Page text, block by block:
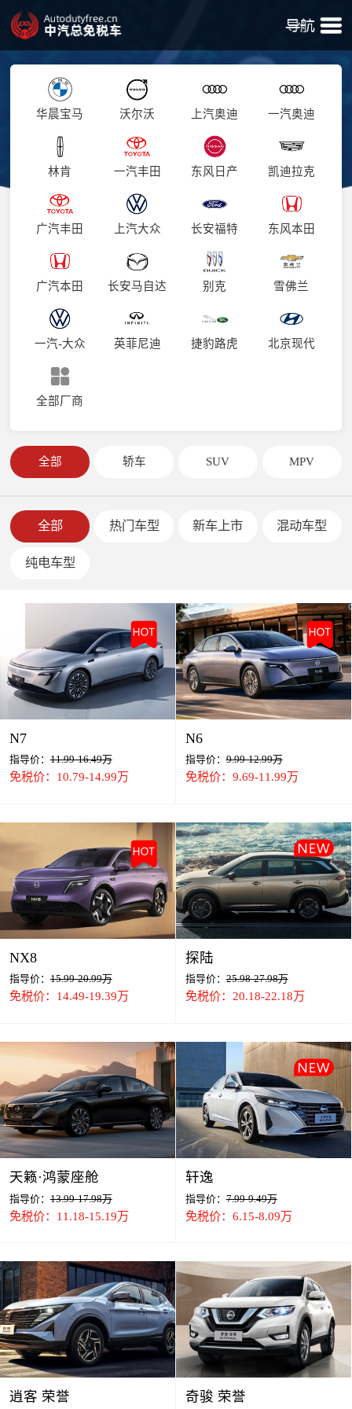
华晨宝马 沃尔沃 上汽奥迪 一汽奥迪
林肯 一汽丰田 东风日产 凯迪拉克
广汽丰田 上汽大众 长安福特 东风本田
广汽本田 长安马自达 别克 雪佛兰
一汽-大众 英菲尼迪 捷豹路虎 北京现代
全部厂商
全部 轿车 SUV MPV
全部 热门车型 新车上市 混动车型
纯电车型
N7
指导价：11.99-16.49万
免税价：10.79-14.99万
N6
指导价：9.99-12.99万
免税价：9.69-11.99万
NX8
指导价：15.99-20.99万
免税价：14.49-19.39万
探陆
指导价：25.98-27.98万
免税价：20.18-22.18万
天籁·鸿蒙座舱
指导价：13.99-17.98万
免税价：11.18-15.19万
轩逸
指导价：7.99-9.49万
免税价：6.15-8.09万
逍客 荣誉 奇骏 荣誉